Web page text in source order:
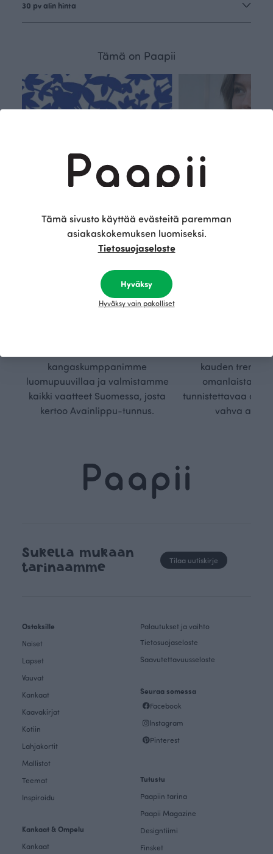
30 pv alin hinta
Tämä on Paapii
Kestä
vyys
Olemme aidosti vastuullinen,
kangaskumppanimme
luomupuuvillaa ja valmistamme
kaikki vaatteet Suomessa, josta
kertoo Avainlippu-tunnus.
kauden
omanlaista,
tunnistettavaa
vahva
Sukella mukaan
tarinaamme
Tilaa uutiskirje
Ostoksille
Naiset
Lapset
Vauvat
Kankaat
Kaavakirjat
Kotiin
Lahjakortit
Mallistot
Teemat
Inspiroidu
Kankaat & Ompelu
Kankaat
Palautukset ja vaihto
Tietosuojaseloste
Saavutettavuusseloste
Seuraa somessa
Facebook
Instagram
Pinterest
Tutustu
Paapiin tarina
Paapii Magazine
Designtiimi
Finsket
Tämä sivusto käyttää evästeitä paremman
asiakaskokemuksen luomiseksi.
Tietosuojaseloste
Hyväksy
Hyväksy vain pakolliset